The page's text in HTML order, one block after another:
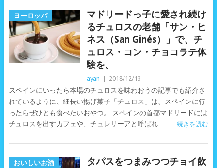
ヨーロッパ
マドリードっ子に愛され続け
るチュロスの老舗「サン・ヒ
ネス（San Ginés）」で、チ
ュロス・コン・チョコラテ体
験を。
ayan 2018/12/13
スペインにいったら本場のチュロスを味わおうの記事でも紹介さ
れているように、細長い揚げ菓子「チュロス」は、スペインに行
ったらぜひとも食べたいおやつ。 スペインの首都マドリードには
チュロスを出すカフェや、チュレリーアと呼ばれ
続きを読む
おいしいお酒
タパスをつまみつつチョイ飲